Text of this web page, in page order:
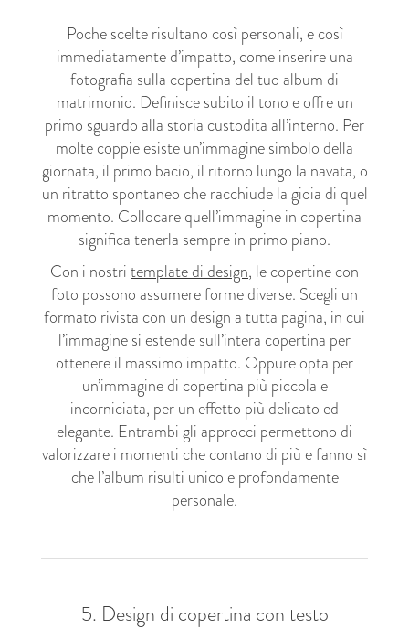
Poche scelte risultano così personali, e così
immediatamente d’impatto, come inserire una
fotografia sulla copertina del tuo album di
matrimonio. Definisce subito il tono e offre un
primo sguardo alla storia custodita all’interno. Per
molte coppie esiste un’immagine simbolo della
giornata, il primo bacio, il ritorno lungo la navata, o
un ritratto spontaneo che racchiude la gioia di quel
momento. Collocare quell’immagine in copertina
significa tenerla sempre in primo piano.
Con i nostritemplate di design, le copertine con
foto possono assumere forme diverse. Scegli un
formato rivista con un design a tutta pagina, in cui
l’immagine si estende sull’intera copertina per
ottenere il massimo impatto. Oppure opta per
un’immagine di copertina più piccola e
incorniciata, per un effetto più delicato ed
elegante. Entrambi gli approcci permettono di
valorizzare i momenti che contano di più e fanno sì
che l’album risulti unico e profondamente
personale.
5. Design di copertina con testo